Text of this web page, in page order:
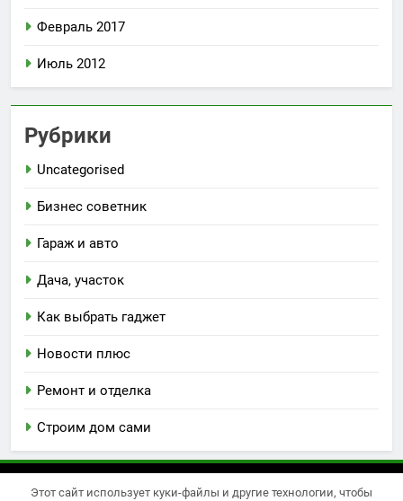
Февраль 2017
Июль 2012
Рубрики
Uncategorised
Бизнес советник
Гараж и авто
Дача, участок
Как выбрать гаджет
Новости плюс
Ремонт и отделка
Строим дом сами
Newsmatic - новостная тема для WordPress 2026.
Этот сайт использует куки-файлы и другие технологии, чтобы